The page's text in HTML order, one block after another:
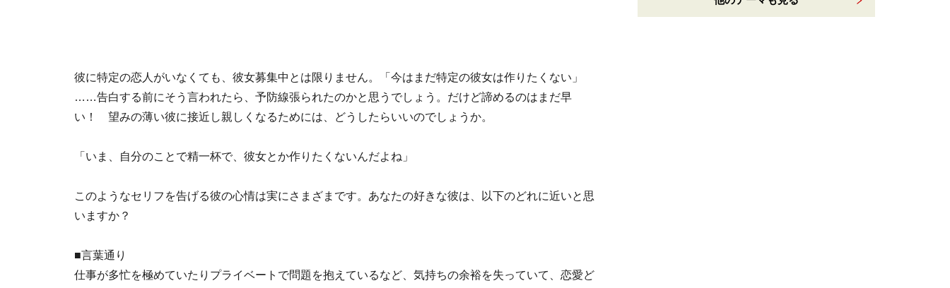
彼に特定の恋人がいなくても、彼女募集中とは限りません。「今はまだ特定の彼女は作りたくない」
……告白する前にそう言われたら、予防線張られたのかと思うでしょう。だけど諦めるのはまだ早
い！ 望みの薄い彼に接近し親しくなるためには、どうしたらいいのでしょうか。
「いま、自分のことで精一杯で、彼女とか作りたくないんだよね」
このようなセリフを告げる彼の心情は実にさまざまです。あなたの好きな彼は、以下のどれに近いと思
いますか？
■言葉通り
仕事が多忙を極めていたりプライベートで問題を抱えているなど、気持ちの余裕を失っていて、恋愛ど